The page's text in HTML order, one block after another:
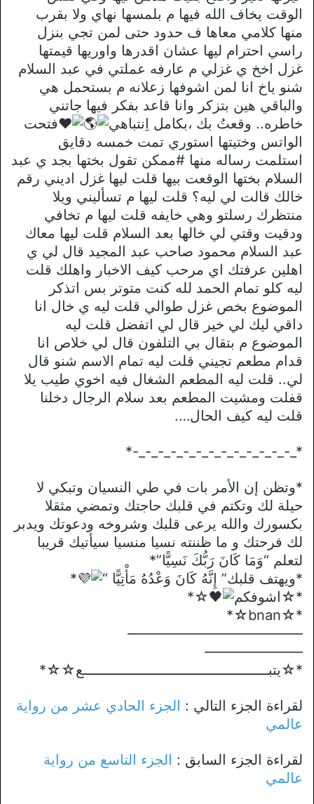
الوقت يخاف الله فيها م بلمسها نهاي ولا بقرب
منها كلامي معاها ف حدود حتى لمن تجي بنزل
راسي احترام ليها عشان اقدرها واوريها قيمتها
غزل اخخ ي غزلي م عارفه عملتي في عبد السلام
شنو ياخ انا لمن اشوفها زعلانه م بستحمل هي
والباقي هين بتزكر وانا قاعد بفكر فيها جاتني
خاطره.. وقعتُ بك ،بكامل اِنتباهي
فتحت
الواتس وختيتها استوري تمت خمسه دقايق
استلمت رساله منها #ممكن تقول بختها بجد ي عبد
السلام بختها الوقعت بيها قلت ليها غزل اديني رقم
خالك قالت لي ليه؟ قلت ليها م تسأليني ويلا
منتظرك رسلتو وهي خايفه قلت ليها م تخافي
ودقيت وقتي لي خالها بعد السلام قلت ليها معاك
عبد السلام محمود صاحب عبد المجيد قال لي ي
اهلين عرفتك اي مرحب كيف الاخبار واهلك قلت
ليه كلو تمام الحمد لله كنت متوتر بس اتذكر
الموضوع بخص غزل طوالي قلت ليه ي خال انا
داقي ليك لي خير قال لي اتفضل قلت ليه
الموضوع م بتقال بي التلفون قال لي خلاص انا
قدام مطعم تجيني قلت ليه تمام الاسم شنو قال
لي.. قلت ليه المطعم الشغال فيه اخوي طيب يلا
قفلت ومشيت المطعم بعد سلام الرجال دخلنا
قلت ليه كيف الحال….
*_-_-_-_-_-_-_-_-_-_-_-_-_-*
*وتظن إن الأمر بات في طي النسيان وتبكي لا
حيلة لك وتكتم في قلبك حاجتك وتمضي مثقلا
بكسورك والله يرعى قلبك وشروخه ودعوتك ويدبر
لك فرحتك و ما ظننته نسيا منسيا سيأتيك قريبا
لتعلم “وَمَا كَانَ رَبُّكَ نَسِيًّا”*
*ويهتف قلبك” إِنَّهُ كَانَ وَعْدُهُ مَأْتِيًّا “
*
*☆اشوفكم
☆*
*☆bnan☆*
————————————–
———————
*☆يتبــــــــــــــــــــــــــــــــــــــــــــع☆☆*
لقراءة الجزء التالي : الجزء الحادي عشر من رواية
عالمي
لقراءة الجزء السابق : الجزء التاسع من رواية
عالمي